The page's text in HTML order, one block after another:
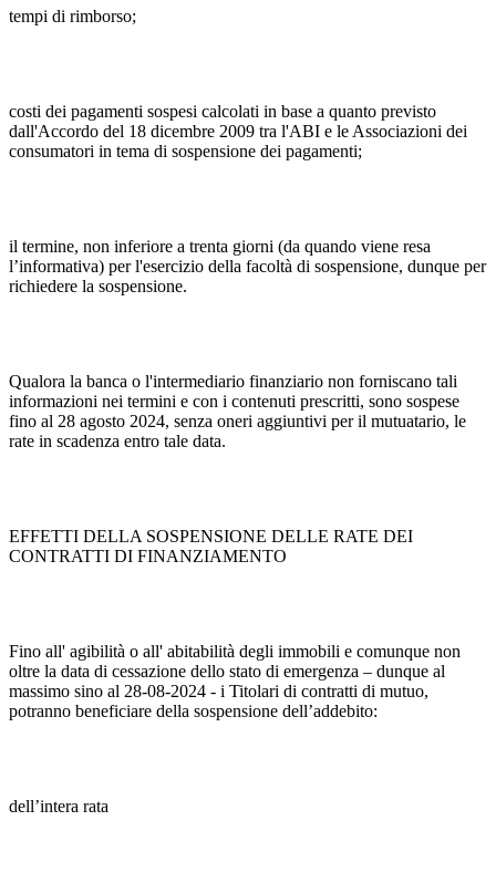
tempi di rimborso;
costi dei pagamenti sospesi calcolati in base a quanto previsto
dall'Accordo del 18 dicembre 2009 tra l'ABI e le Associazioni dei
consumatori in tema di sospensione dei pagamenti;
il termine, non inferiore a trenta giorni (da quando viene resa
l’informativa) per l'esercizio della facoltà di sospensione, dunque per
richiedere la sospensione.
Qualora la banca o l'intermediario finanziario non forniscano tali
informazioni nei termini e con i contenuti prescritti, sono sospese
fino al 28 agosto 2024, senza oneri aggiuntivi per il mutuatario, le
rate in scadenza entro tale data.
EFFETTI DELLA SOSPENSIONE DELLE RATE DEI
CONTRATTI DI FINANZIAMENTO
Fino all' agibilità o all' abitabilità degli immobili e comunque non
oltre la data di cessazione dello stato di emergenza – dunque al
massimo sino al 28-08-2024 - i Titolari di contratti di mutuo,
potranno beneficiare della sospensione dell’addebito:
dell’intera rata